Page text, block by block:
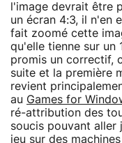
l'image devrait être
un écran 4:3, il n'en
fait zoomé cette
qu'elle tienne sur un
promis un correctif,
suite et la première
revient
au Games for
ré-attribution des
soucis pouvant aller
jeu sur des